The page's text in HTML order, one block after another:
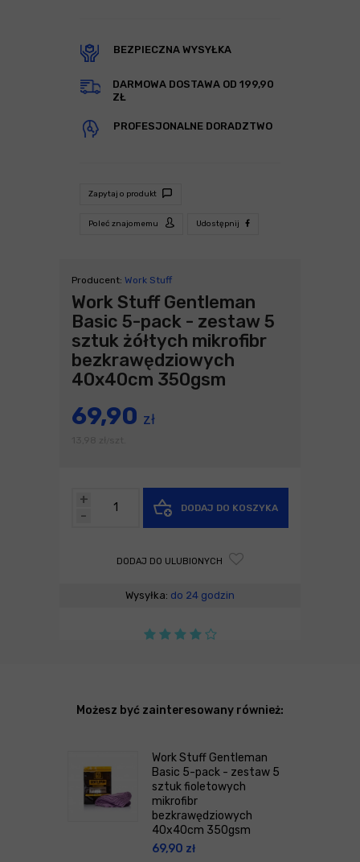
BEZPIECZNA WYSYŁKA
DARMOWA DOSTAWA OD 199,90
ZŁ
PROFESJONALNE DORADZTWO
Zapytaj o produkt
Poleć znajomemu Udostępnij
Producent: Work Stuff
Work Stuff Gentleman
Basic 5-pack - zestaw 5
sztuk żółtych mikrofibr
bezkrawędziowych
40x40cm 350gsm
69,90 zł
-
+
DODAJ DO KOSZYKA
DODAJ DO ULUBIONYCH
Wysyłka: do 24 godzin
Możesz być zainteresowany również:
Work Stuff Gentleman
Basic 5-pack - zestaw 5
sztuk fioletowych
mikrofibr
bezkrawędziowych
40x40cm 350gsm
69,90 zł